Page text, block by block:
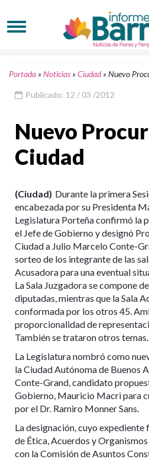
Portada »Noticias »Ciudad»Nuevo
Publicado: 12 / 03 /2012
Nuevo
Ciudad
(Ciudad) Durante la primera
encabezada por su Presidenta
Legislatura Porteña confirmó la
el Jefe de Gobierno y designó
Ciudad a Julio Marcelo Conte-
sorteo de los integrante de las
Acusadora para una eventual
La Sala Juzgadora se compone
diputadas, mientras que la Sala
conformada por los otros 45.
proporcionalidad de
También se trataron otros temas.
La Legislatura nombró como
la Ciudad Autónoma de Buenos
Conte-Grand, candidato
Gobierno, Mauricio Macri para
por el Dr. Ramiro Monner Sans.
La designación, cuyo
de Ética, Acuerdos y
con la Comisión de Asuntos